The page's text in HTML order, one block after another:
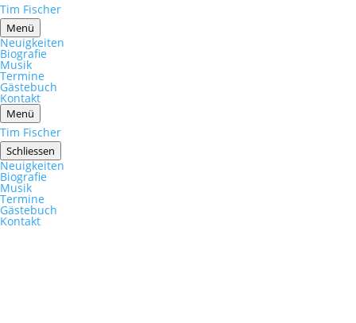
Tim Fischer
Menü
Neuigkeiten
Biografie
Musik
Termine
Gästebuch
Kontakt
Menü
Tim Fischer
Schliessen
Neuigkeiten
Biografie
Musik
Termine
Gästebuch
Kontakt